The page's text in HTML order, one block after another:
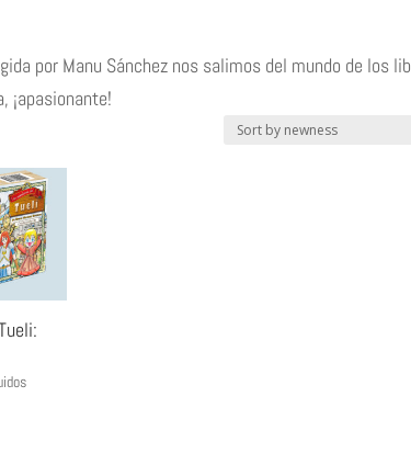
por Manu Sánchez nos salimos del mundo de los
¡apasionante!